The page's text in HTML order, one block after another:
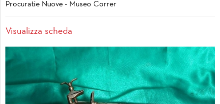
Procuratie Nuove - Museo Correr
Visualizza scheda